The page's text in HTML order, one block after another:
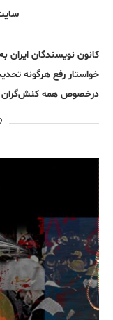
کانون نویسندگان ایران
خواستار رفع هرگونه
درخصوص همه‌ کنش‌گران